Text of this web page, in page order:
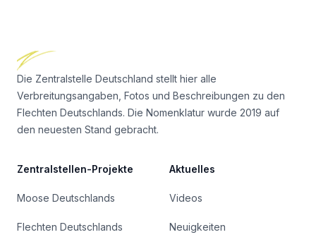
Die Zentralstelle Deutschland stellt hier alle
Verbreitungsangaben, Fotos und Beschreibungen zu den
Flechten Deutschlands. Die Nomenklatur wurde 2019 auf
den neuesten Stand gebracht.
Zentralstellen-Projekte
Moose Deutschlands
Flechten Deutschlands
Aktuelles
Videos
Neuigkeiten